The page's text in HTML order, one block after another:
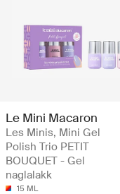
Le Mini Macaron
Les Minis, Mini Gel
Polish Trio PETIT
BOUQUET - Gel
naglalakk
15 ML